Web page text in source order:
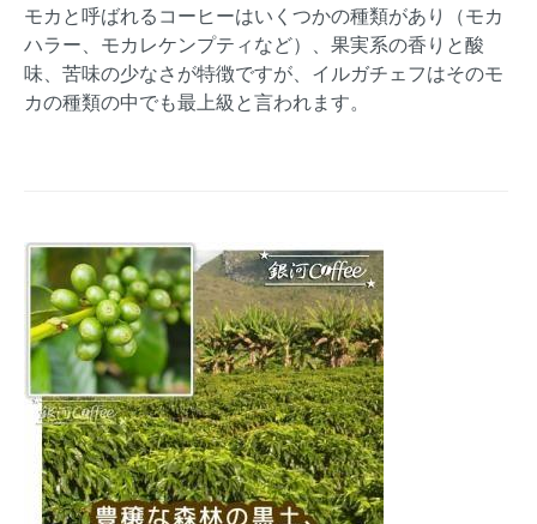
モカと呼ばれるコーヒーはいくつかの種類があり（モカ
ハラー、モカレケンプティなど）、果実系の香りと酸
味、苦味の少なさが特徴ですが、イルガチェフはそのモ
カの種類の中でも最上級と言われます。